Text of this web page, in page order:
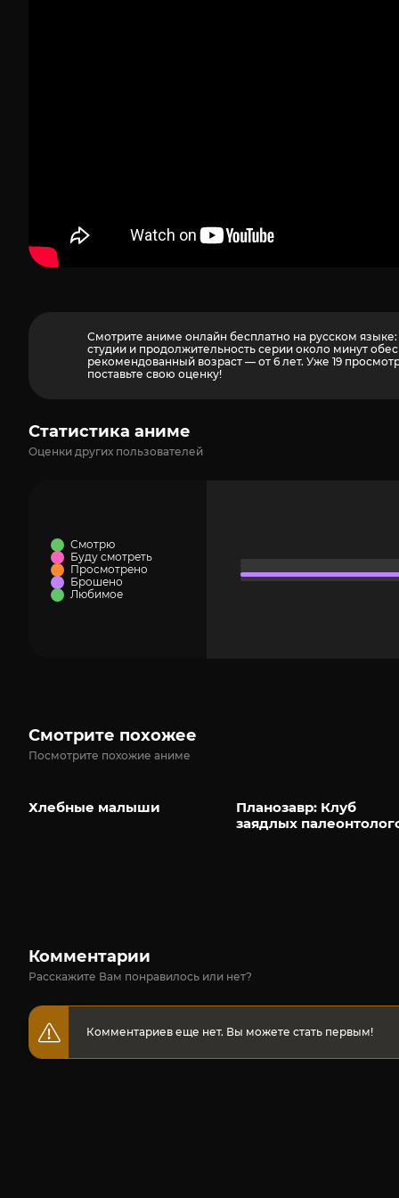
Смотрите аниме онлайн бесплатно на русском
студии и продолжительность серии около минут
рекомендованный возраст — от 6 лет. Уже 19
поставьте свою оценку!
Статистика аниме
Оценки других пользователей
Смотрю
Буду смотреть
Просмотрено
Брошено
Любимое
Смотрите похожее
Посмотрите похожие аниме
Хлебные малыши
Планозавр: Клуб
заядлых
Комментарии
Расскажите Вам понравилось или нет?
Комментариев еще нет. Вы можете стать первым!